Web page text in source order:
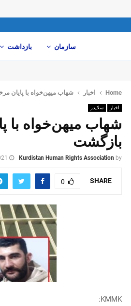
سازمان بازداشت
Home اخبار شهاب میهن‌خواه با پایان
اخبار سلایدر
شهاب میهن‌خواه با
بازگشت
by
Kurdistan Human Rights Association
SHARE
0
KMMK: